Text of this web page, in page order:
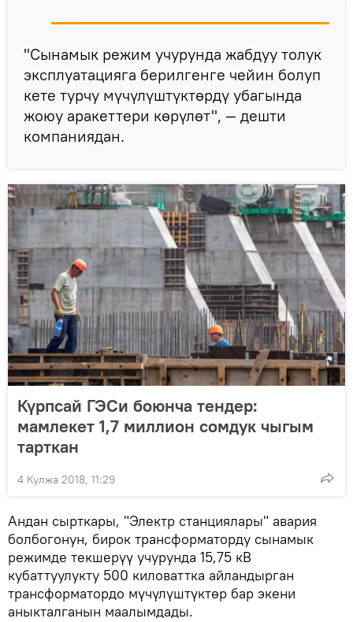
"Сынамык режим учурунда жабдуу толук
эксплуатацияга берилгенге чейин болуп
кете турчу мүчүлүштүктөрдү убагында
жоюу аракеттери көрүлөт", — дешти
компаниядан.
Күрпсай ГЭСи боюнча тендер:
мамлекет 1,7 миллион сомдук чыгым
тарткан
4 Кулжа 2018, 11:29
Андан сырткары, "Электр станциялары" авария
болбогонун, бирок трансформаторду сынамык
режимде текшерүү учурунда 15,75 кВ
кубаттуулукту 500 киловаттка айландырган
трансформатордо мүчүлүштүктөр бар экени
аныкталганын маалымдады.